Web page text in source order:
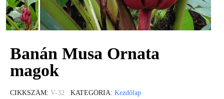
Banán Musa Ornata
magok
CIKKSZÁM V-32 KATEGÓRIA Kezdőlap